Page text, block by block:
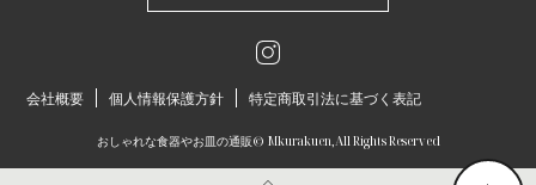
会社概要 個人情報保護方針 特定商取引法に基づく表記
おしゃれな食器やお皿の通販© Mkurakuen,All Rights Reserved